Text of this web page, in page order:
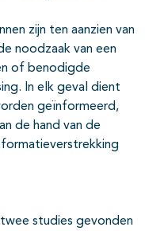
zijn ten aanzien van
noodzaak van een
of benodigde
In elk geval dient
geïnformeerd,
de hand van de
studies gevonden